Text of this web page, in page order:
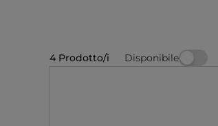
4 Prodotto/i Disponibile